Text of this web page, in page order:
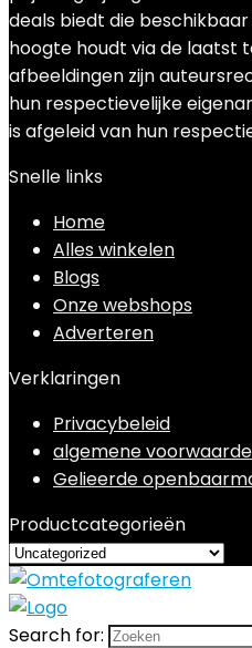
deals biedt die
hoogte houdt via de laatst
afbeeldingen zijn
hun respectievelijke
is afgeleid van hun
Snelle links
Home
Alles winkelen
Blogs
Onze webshops
Adverteren
Verklaringen
Privacybeleid
algemene
Gelieerde
Productcategorieën
Search for: